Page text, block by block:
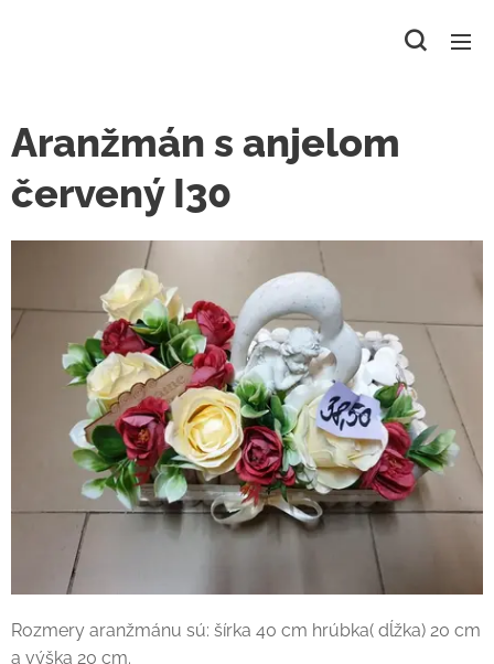
Aranžmán s anjelom
červený I30
Rozmery aranžmánu sú: šírka 40 cm hrúbka( dĺžka) 20 cm
a výška 20 cm.